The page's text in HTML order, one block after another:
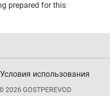
prepared for this
Условия использования
GOSTPEREVOD